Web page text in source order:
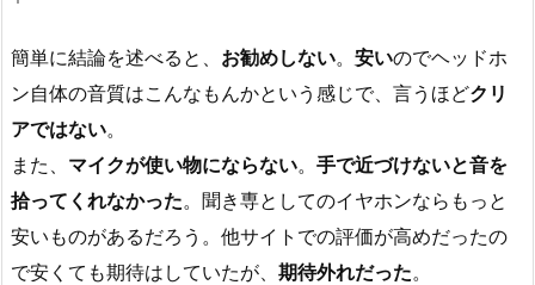
簡単に結論を述べると、 お勧めしない。 安いのでヘッドホ
ン自体の音質はこんなもんかという感じで、言うほどクリ
アではない。
また、 マイクが使い物にならない。 手で近づけないと音を
拾ってくれなかった。聞き専としてのイヤホンならもっと
安いものがあるだろう。他サイトでの評価が高めだったの
で安くても期待はしていたが、 期待外れだった。